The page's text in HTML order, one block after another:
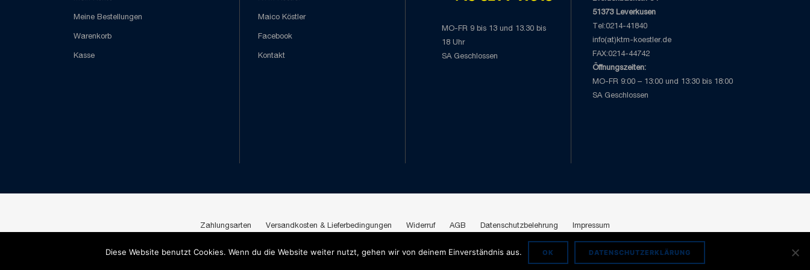
Meine Bestellungen
Warenkorb
Kasse
Maico Köstler
Facebook
Kontakt
MO-FR 9 bis 13 und 13.30 bis
18 Uhr
SA Geschlossen
51373 Leverkusen
Tel:0214-41840
info(at)ktm-koestler.de
FAX:0214-44742
Öffnungszeiten:
MO-FR 9:00 – 13:00 und 13:30 bis 18:00
SA Geschlossen
Zahlungsarten Versandkosten & Lieferbedingungen Widerruf AGB Datenschutzbelehrung Impressum
Copyright 2026 © Köstler Leverkusen
Diese Website benutzt Cookies. Wenn du die Website weiter nutzt, gehen wir von deinem Einverständnis aus. OK DATENSCHUTZERKLÄRUNG